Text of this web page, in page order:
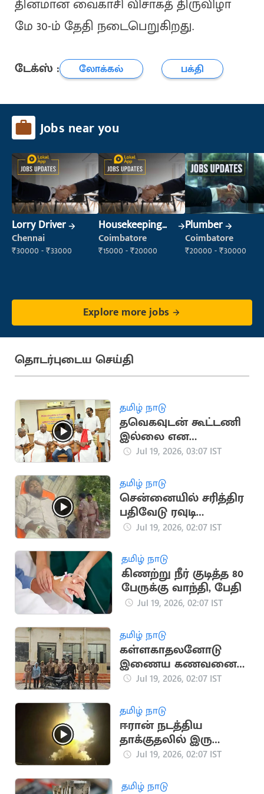
தினமான வைகாசி விசாகத் திருவிழா
மே 30-ம் தேதி நடைபெறுகிறது.
டேக்ஸ் : லோக்கல் பக்தி
Jobs near you
Lorry Driver
Chennai
₹30000 - ₹33000
Housekeeping
Staff
(Housekeeping)
Coimbatore
₹15000 - ₹20000
Plumber
Coimbatore
₹20000 - ₹30000
Explore more jobs
தொடர்புடைய செய்தி
தமிழ் நாடு
தவெகவுடன் கூட்டணி
இல்லை என
அறிவித்த CPM
Jul 19, 2026, 03:07 IST
தமிழ் நாடு
சென்னையில் சரித்திர
பதிவேடு ரவுடி
துப்பாக்கியால்
Jul 19, 2026, 02:07 IST
தமிழ் நாடு
கிணற்று நீர் குடித்த 80
பேருக்கு வாந்தி, பேதி
Jul 19, 2026, 02:07 IST
தமிழ் நாடு
கள்ளகாதலனோடு
இணைய கணவனை
பாம்பை வைத்து
Jul 19, 2026, 02:07 IST
தமிழ் நாடு
ஈரான் நடத்திய
தாக்குதலில் இரு
அமெரிக்க வீரர்கள்
Jul 19, 2026, 02:07 IST
தமிழ் நாடு